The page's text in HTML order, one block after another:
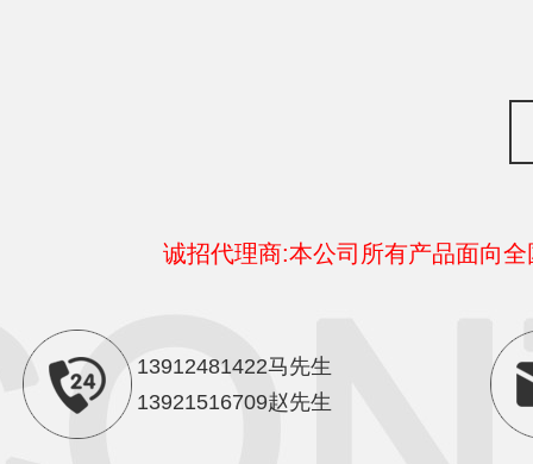
诚招代理商:本公司所有产品面向
13912481422马先生
13921516709赵先生